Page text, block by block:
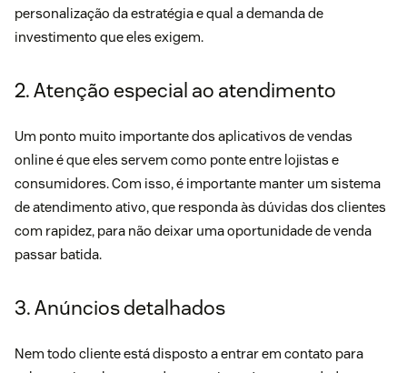
personalização da estratégia e qual a demanda de
investimento que eles exigem.
2. Atenção especial ao atendimento
Um ponto muito importante dos aplicativos de vendas
online é que eles servem como ponte entre lojistas e
consumidores. Com isso, é importante manter um sistema
de atendimento ativo, que responda às dúvidas dos clientes
com rapidez, para não deixar uma oportunidade de venda
passar batida.
3. Anúncios detalhados
Nem todo cliente está disposto a entrar em contato para